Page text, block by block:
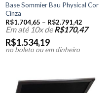
Base Sommier Bau Physical Cor
Cinza
R$1.704,65 – R$2.791,42
Em até 10x deR$170,47
R$1.534,19
no boleto ou em dinheiro